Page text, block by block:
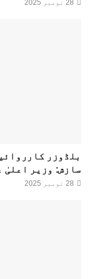
بلڈوزر
سازش: وزیر اعلیٰ